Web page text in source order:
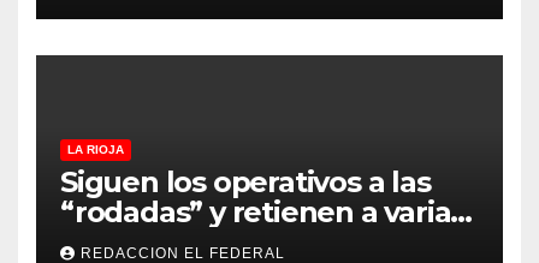
LA RIOJA
Siguen los operativos a las
“rodadas” y retienen a varias
motocicletas
REDACCION EL FEDERAL